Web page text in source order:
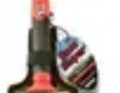
Horlogerie de Luxe
Évaluation des montres
FonctionnalitésCadeaux et Occasions
Horlogerie de Luxe